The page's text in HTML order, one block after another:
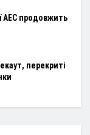
АЕС продовжить
перекриті